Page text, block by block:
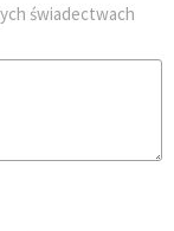
świadectwach